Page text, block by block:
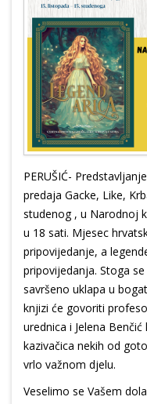
PERUŠIĆ-
predaja Gacke, Like,
studenog , u Narodnoj
u 18 sati. Mjesec
pripovijedanje, a
pripovijedanja. Stoga
savršeno uklapa u
knjizi će govoriti
urednica i Jelena
kazivačica nekih od
vrlo važnom djelu.
Veselimo se Vašem